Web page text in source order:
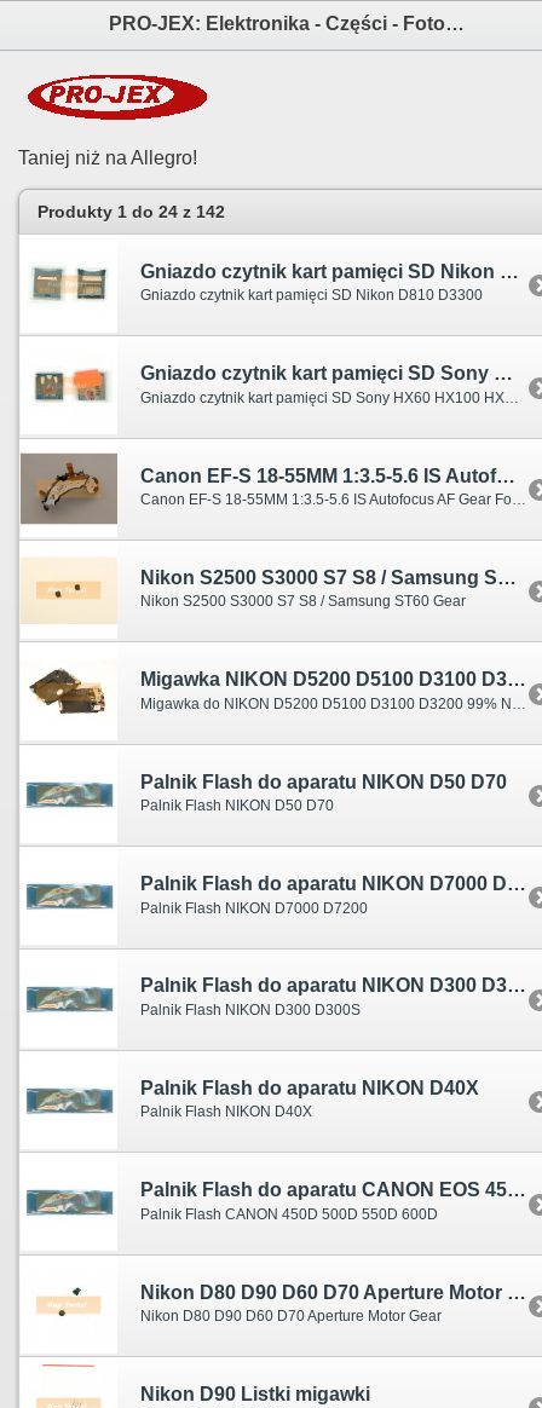
PRO-JEX: Elektronika - Części - Fotografia elektronika i akcesoria aparatów fotograficznych
Taniej niż na Allegro!
Produkty 1 do 24 z 142
Gniazdo czytnik kart pamięci SD Nikon D810 D3300
Gniazdo czytnik kart pamięci SD Nikon D810 D3300
Gniazdo czytnik kart pamięci SD Sony HX60 HX100 HX200 HX300 F3
Canon EF-S 18-55MM 1:3.5-5.6 IS Autofocus AF Gear Focus Motor
Canon EF-S 18-55MM 1:3.5-5.6 IS Autofocus AF Gear Focus Motor
Nikon S2500 S3000 S7 S8 / Samsung ST60 AF koło zębate Gear
Nikon S2500 S3000 S7 S8 / Samsung ST60 Gear
Migawka NIKON D5200 D5100 D3100 D3200
Migawka do NIKON D5200 D5100 D3100 D3200 99% NEW removed from new mirror box
Palnik Flash do aparatu NIKON D50 D70
Palnik Flash NIKON D50 D70
Palnik Flash do aparatu NIKON D7000 D7200
Palnik Flash NIKON D7000 D7200
Palnik Flash do aparatu NIKON D300 D300S
Palnik Flash NIKON D300 D300S
Palnik Flash do aparatu NIKON D40X
Palnik Flash NIKON D40X
Palnik Flash do aparatu CANON EOS 450D 500D 550D 600D
Palnik Flash CANON 450D 500D 550D 600D
Nikon D80 D90 D60 D70 Aperture Motor Gear koło zębate
Nikon D80 D90 D60 D70 Aperture Motor Gear
Nikon D90 Listki migawki